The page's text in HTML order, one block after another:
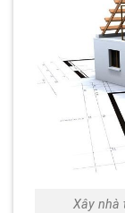
Xây nhà